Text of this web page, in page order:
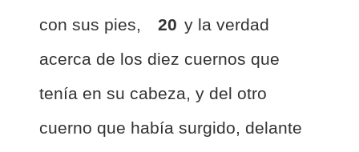
con sus pies,
20 y la verdad
acerca de los diez cuernos que
tenía en su cabeza, y del otro
cuerno que había surgido, delante